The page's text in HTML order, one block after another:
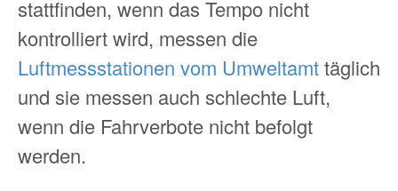
stattfinden, wenn das Tempo nicht
kontrolliert wird, messen die
Luftmessstationen vom Umweltamttäglich
und sie messen auch schlechte Luft,
wenn die Fahrverbote nicht befolgt
werden.